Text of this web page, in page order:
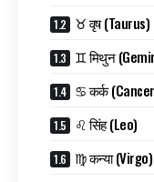
♉ वृष (Taurus)
♊ मिथुन
♋ कर्क
♌ सिंह (Leo)
♍ कन्या (Virgo)